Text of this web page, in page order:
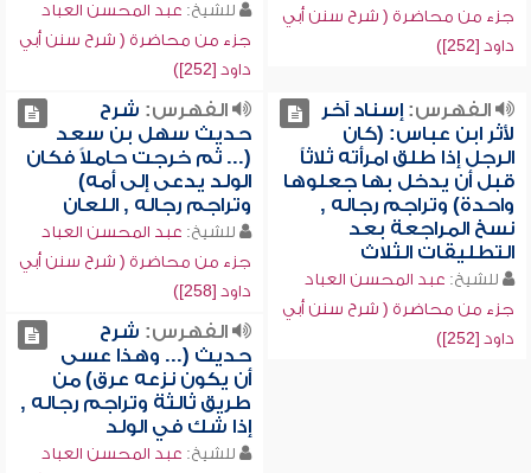
جزء من محاضرة ( شرح سنن أبي
داود [252])
للشيخ: عبد المحسن العباد
جزء من محاضرة ( شرح سنن أبي
داود [252])
الفهرس:إسناد آخر
لأثر ابن عباس: (كان
الرجل إذا طلق امرأته ثلاثاً
قبل أن يدخل بها جعلوها
واحدة) وتراجم رجاله ,
نسخ المراجعة بعد
التطليقات الثلاث
للشيخ: عبد المحسن العباد
جزء من محاضرة ( شرح سنن أبي
داود [252])
الفهرس: شرح
حديث سهل بن سعد
(... ثم خرجت حاملاً فكان
الولد يدعى إلى أمه)
وتراجم رجاله , اللعان
للشيخ: عبد المحسن العباد
جزء من محاضرة ( شرح سنن أبي
داود [258])
الفهرس: شرح
حديث (... وهذا عسى
أن يكون نزعه عرق) من
طريق ثالثة وتراجم رجاله ,
إذا شك في الولد
للشيخ: عبد المحسن العباد